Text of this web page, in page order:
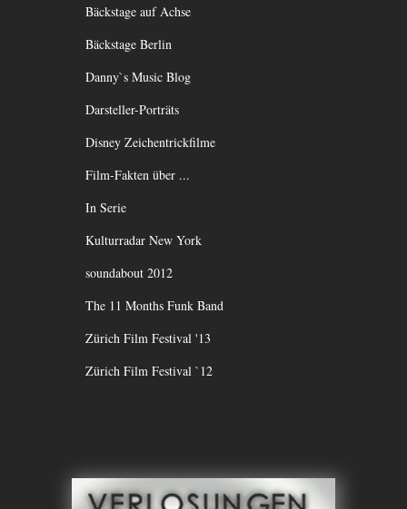
Bäckstage auf Achse
Bäckstage Berlin
Danny`s Music Blog
Darsteller-Porträts
Disney Zeichentrickfilme
Film-Fakten über ...
In Serie
Kulturradar New York
soundabout 2012
The 11 Months Funk Band
Zürich Film Festival '13
Zürich Film Festival `12